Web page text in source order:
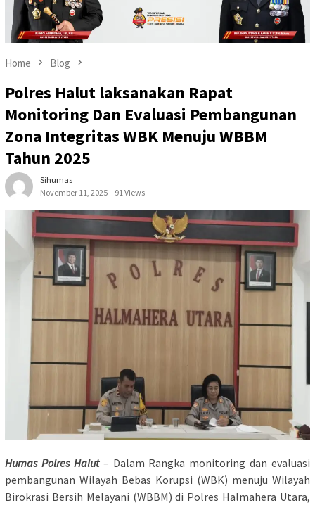
Home Blog
Polres Halut laksanakan Rapat
Monitoring Dan Evaluasi Pembangunan
Zona Integritas WBK Menuju WBBM
Tahun 2025
Sihumas
November 11, 2025
91 Views
Humas Polres Halut – Dalam Rangka monitoring dan evaluasi
pembangunan Wilayah Bebas Korupsi (WBK) menuju Wilayah
Birokrasi Bersih Melayani (WBBM) di Polres Halmahera Utara,